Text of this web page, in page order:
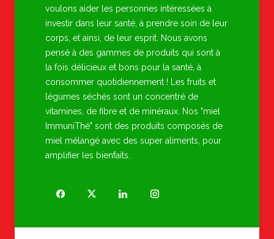
voulons aider les personnes intéressées à
investir dans leur santé, à prendre soin de leur
corps, et ainsi, de leur esprit. Nous avons
pensé à des gammes de produits qui sont à
la fois délicieux et bons pour la santé, à
consommer quotidiennement ! Les fruits et
légumes séchés sont un concentré de
vitamines, de fibre et de minéraux. Nos "miel
ImmuniThé" sont des produits composés de
miel mélangé avec des super aliments, pour
amplifier les bienfaits.